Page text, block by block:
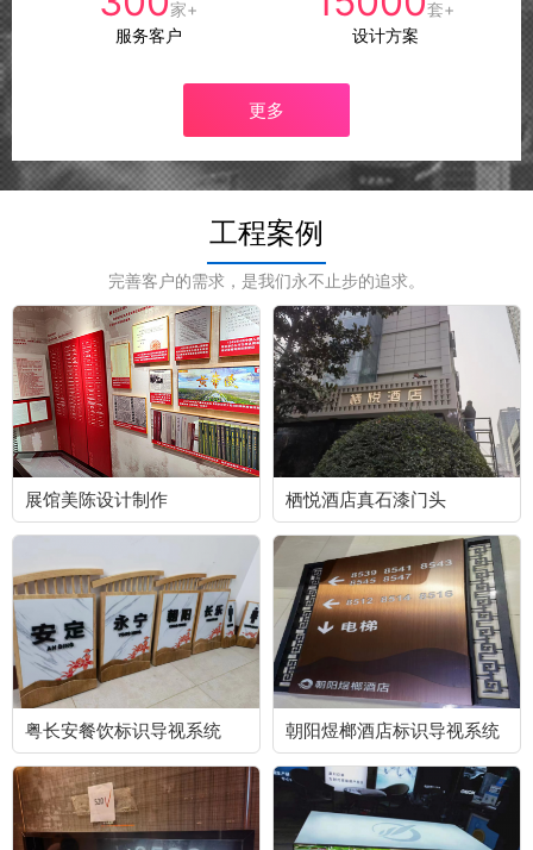
家+
服务客户
套+
设计方案
更多
工程案例
完善客户的需求，是我们永不止步的追求。
展馆美陈设计制作 栖悦酒店真石漆门头
粤长安餐饮标识导视系统 朝阳煜榔酒店标识导视系统